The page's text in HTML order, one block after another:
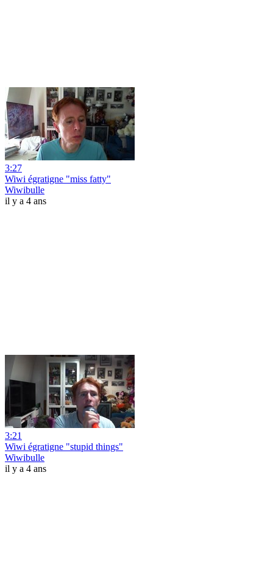
3:27
Wiwi égratigne "miss fatty"
Wiwibulle
il y a 4 ans
3:21
Wiwi égratigne "stupid things"
Wiwibulle
il y a 4 ans